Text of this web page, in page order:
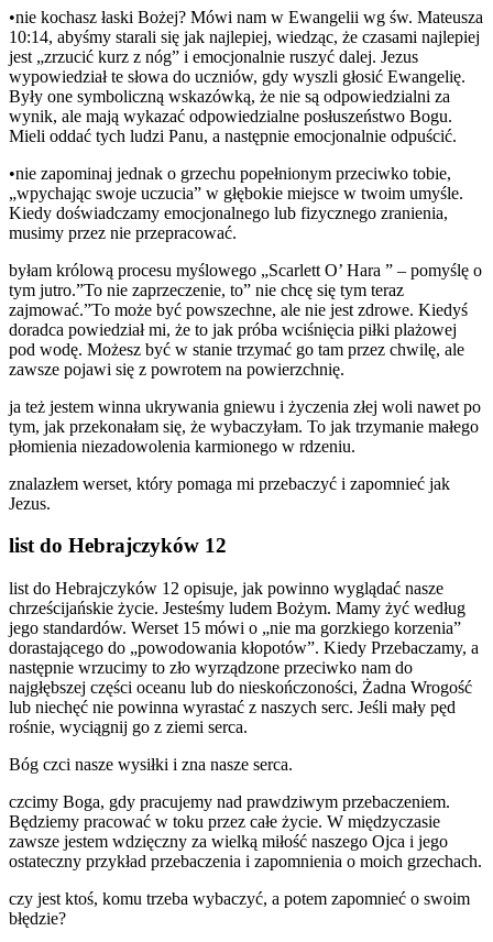
•nie kochasz łaski Bożej? Mówi nam w Ewangelii wg św. Mateusza
10:14, abyśmy starali się jak najlepiej, wiedząc, że czasami najlepiej
jest „zrzucić kurz z nóg” i emocjonalnie ruszyć dalej. Jezus
wypowiedział te słowa do uczniów, gdy wyszli głosić Ewangelię.
Były one symboliczną wskazówką, że nie są odpowiedzialni za
wynik, ale mają wykazać odpowiedzialne posłuszeństwo Bogu.
Mieli oddać tych ludzi Panu, a następnie emocjonalnie odpuścić.
•nie zapominaj jednak o grzechu popełnionym przeciwko tobie,
„wpychając swoje uczucia” w głębokie miejsce w twoim umyśle.
Kiedy doświadczamy emocjonalnego lub fizycznego zranienia,
musimy przez nie przepracować.
byłam królową procesu myślowego „Scarlett O’ Hara ” – pomyślę o
tym jutro.”To nie zaprzeczenie, to” nie chcę się tym teraz
zajmować.”To może być powszechne, ale nie jest zdrowe. Kiedyś
doradca powiedział mi, że to jak próba wciśnięcia piłki plażowej
pod wodę. Możesz być w stanie trzymać go tam przez chwilę, ale
zawsze pojawi się z powrotem na powierzchnię.
ja też jestem winna ukrywania gniewu i życzenia złej woli nawet po
tym, jak przekonałam się, że wybaczyłam. To jak trzymanie małego
płomienia niezadowolenia karmionego w rdzeniu.
znalazłem werset, który pomaga mi przebaczyć i zapomnieć jak
Jezus.
list do Hebrajczyków 12
list do Hebrajczyków 12 opisuje, jak powinno wyglądać nasze
chrześcijańskie życie. Jesteśmy ludem Bożym. Mamy żyć według
jego standardów. Werset 15 mówi o „nie ma gorzkiego korzenia”
dorastającego do „powodowania kłopotów”. Kiedy Przebaczamy, a
następnie wrzucimy to zło wyrządzone przeciwko nam do
najgłębszej części oceanu lub do nieskończoności, Żadna Wrogość
lub niechęć nie powinna wyrastać z naszych serc. Jeśli mały pęd
rośnie, wyciągnij go z ziemi serca.
Bóg czci nasze wysiłki i zna nasze serca.
czcimy Boga, gdy pracujemy nad prawdziwym przebaczeniem.
Będziemy pracować w toku przez całe życie. W międzyczasie
zawsze jestem wdzięczny za wielką miłość naszego Ojca i jego
ostateczny przykład przebaczenia i zapomnienia o moich grzechach.
czy jest ktoś, komu trzeba wybaczyć, a potem zapomnieć o swoim
błędzie?